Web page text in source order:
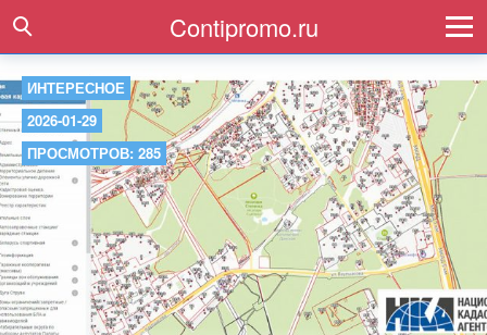
Contipromo.ru
ИНТЕРЕСНОЕ
2026-01-29
ПРОСМОТРОВ: 285